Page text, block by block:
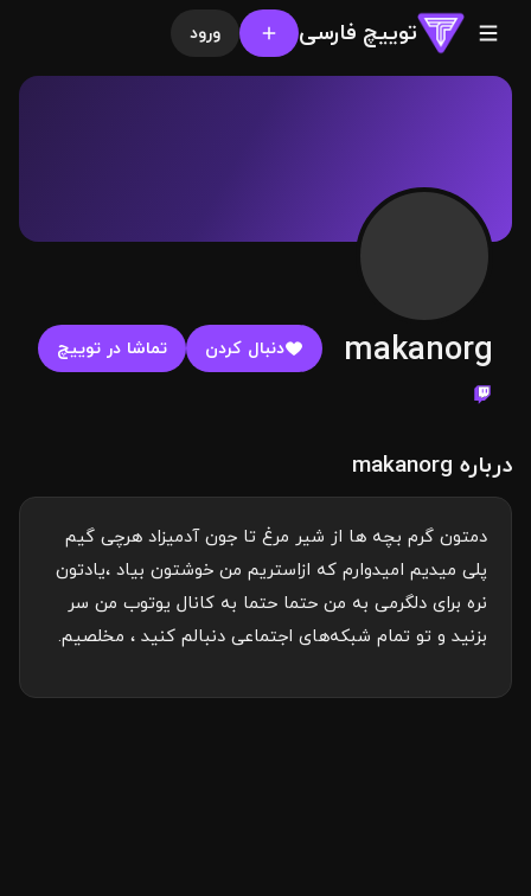
توییچ فارسی ورود
makanorg دنبال کردن تماشا در توییچ
درباره makanorg
دمتون گرم بچه ها از شیر مرغ تا جون آدمیزاد هرچی گیم
پلی میدیم امیدوارم که ازاستریم من خوشتون بیاد ،یادتون
نره برای دلگرمی به من حتما حتما به کانال یوتوب من سر
بزنید و تو تمام شبکه‌های اجتماعی‌ دنبالم کنید ، مخلصیم.